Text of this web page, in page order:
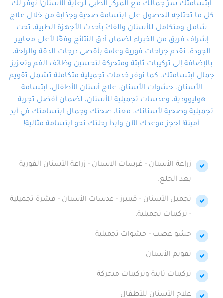
المتخصص ذوي الخبرة، ستجد نفسك
في أيد أمينة تلبي احتياجاتك بكل
احترافية ودقة.
ابتسامتك سرّ جمالك مع المركز الطبي لرعاية الأسنان! نوفر لك
كل ما تحتاجه للحصول على ابتسامة صحية وجذابة من خلال علاج
شامل ومتكامل للأسنان والفكّ بأحدث الأجهزة الطبية، تحت
إشراف فريق من الخبراء لضمان أدق النتائج وفقًا لأعلى معايير
الجودة. نقدم جراحات فورية وعامة بأقصى درجات الدقة والراحة،
بالإضافة إلى تركيبات ثابتة ومتحركة لتحسين وظائف الفم وتعزيز
جمال ابتسامتك. كما نوفر خدمات تجميلية متكاملة تشمل تقويم
الأسنان، حشوات الأسنان، علاج أسنان الأطفال، ابتسامة
هوليوودية، وعدسات تجميلية للأسنان، لضمان أفضل تجربة
تجميلية وصحية لأسنانك. معنا، صحتك وجمال ابتسامتك في أيدٍ
أمينة! احجز موعدك الآن وابدأ رحلتك نحو ابتسامة مثالية!
زراعة الأسنان - غرسات الاسنان - زراعة الأسنان الفورية
بعد الخلع.
تجميل الأسنان - ڤينيرز - عدسات الأسنان - قشرة تجميلية
- تركيبات تجميلية.
حشو عصب - حشوات تجميلية
تقويم الأسنان
تركيبات ثابتة وتركيبات متحركة
علاج الأسنان للأطفال